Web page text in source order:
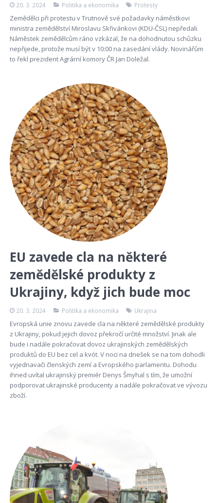
20. 3. 2024 Politika a ekonomika Protesty
Zemědělci při protestu v Trutnově své požadavky náměstkovi
ministra zemědělství Miroslavu Skřivánkovi (KDU-ČSL) nepředali.
Náměstek zemědělcům ráno vzkázal, že na dohodnutou schůzku
nepřijede, protože musí být v 10:00 na zasedání vlády. Novinářům
to řekl prezident Agrární komory ČR Jan Doležal.
EU zavede cla na některé
zemědělské produkty z
Ukrajiny, když jich bude moc
20. 3. 2024 Politika a ekonomika Ukrajina
Evropská unie znovu zavede cla na některé zemědělské produkty
z Ukrajiny, pokud jejich dovoz překročí určité množství. Jinak ale
bude i nadále pokračovat dovoz ukrajinských zemědělských
produktů do EU bez cel a kvót. V noci na dnešek se na tom dohodli
vyjednavači členských zemí a Evropského parlamentu. Dohodu
ihned uvítal ukrajinský premiér Denys Šmyhal s tím, že umožní
podporovat ukrajinské producenty a nadále pokračovat ve vývozu
zboží.